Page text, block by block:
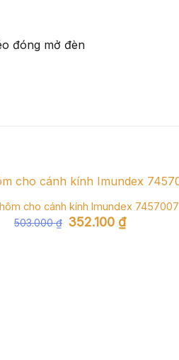
đóng mở đèn
cho cánh kính Imundex 7457007
503.000₫ Giá
gốc
352.100 ₫Giá
hiện